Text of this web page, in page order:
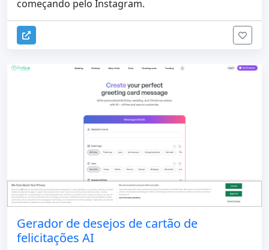
começando pelo Instagram.
Gerador de desejos de cartão de
felicitações AI